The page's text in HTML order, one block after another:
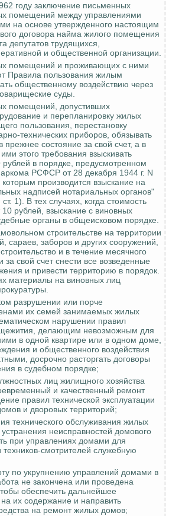
году заключение письменных
помещений между управлениями
на основе утвержденного настоящим
договора найма жилого помещения
депутатов трудящихся,
и общественной организации.
помещений и проживающих с ними
Правила пользования жилым
общественному воздействию через
суды.
помещений, допустивших
и перепланировку жилых
пользования, перестановку
технических приборов, обязывать
состояние за свой счет, а в
этого требования взыскивать
рублей в порядке, предусмотренном
РСФСР от 28 декабря 1944 г. N
производится взыскание на
надписей нотариальных органов"
1). В тех случаях, когда стоимость
рублей, взыскание с виновных
органы в общеисковом порядке.
строительстве на территории
сараев, заборов и других сооружений,
и в течение месячного
свой счет снести все возведенные
и привести территорию в порядок.
материалы на виновных лиц
разрушении или порче
их семей занимаемых жилых
нарушении правил
делающим невозможным для
в одной квартире или в одном доме,
и общественного воздействия
досрочно расторгать договоры
в судебном порядке;
лиц жилищного хозяйства
и качественный ремонт
правил технической эксплуатации
и дворовых территорий;
технического обслуживания жилых
неисправностей домового
при управлениях домами для
смотрителей служебную
по укрупнению управлений домами в
не закончена или проведена
обеспечить дальнейшее
их содержание и направить
на ремонт жилых домов;